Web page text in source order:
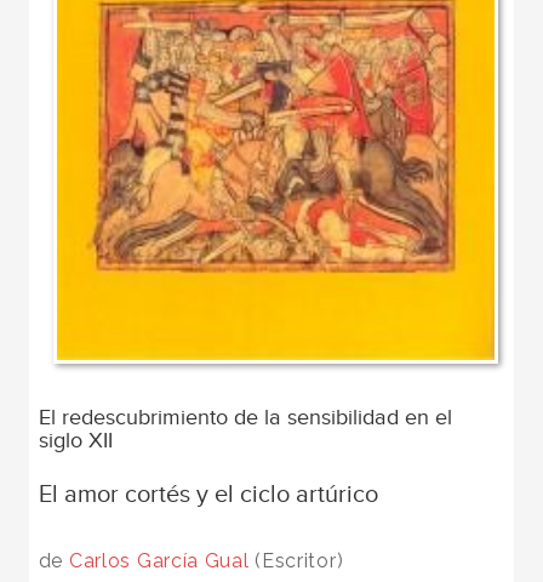
El redescubrimiento de la sensibilidad en el
siglo XII
El amor cortés y el ciclo artúrico
de Carlos García Gual (Escritor)